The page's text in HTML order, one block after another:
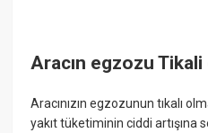
Aracın egzozu
Aracınızın egzozunun tıkalı
yakıt tüketiminin ciddi artışına